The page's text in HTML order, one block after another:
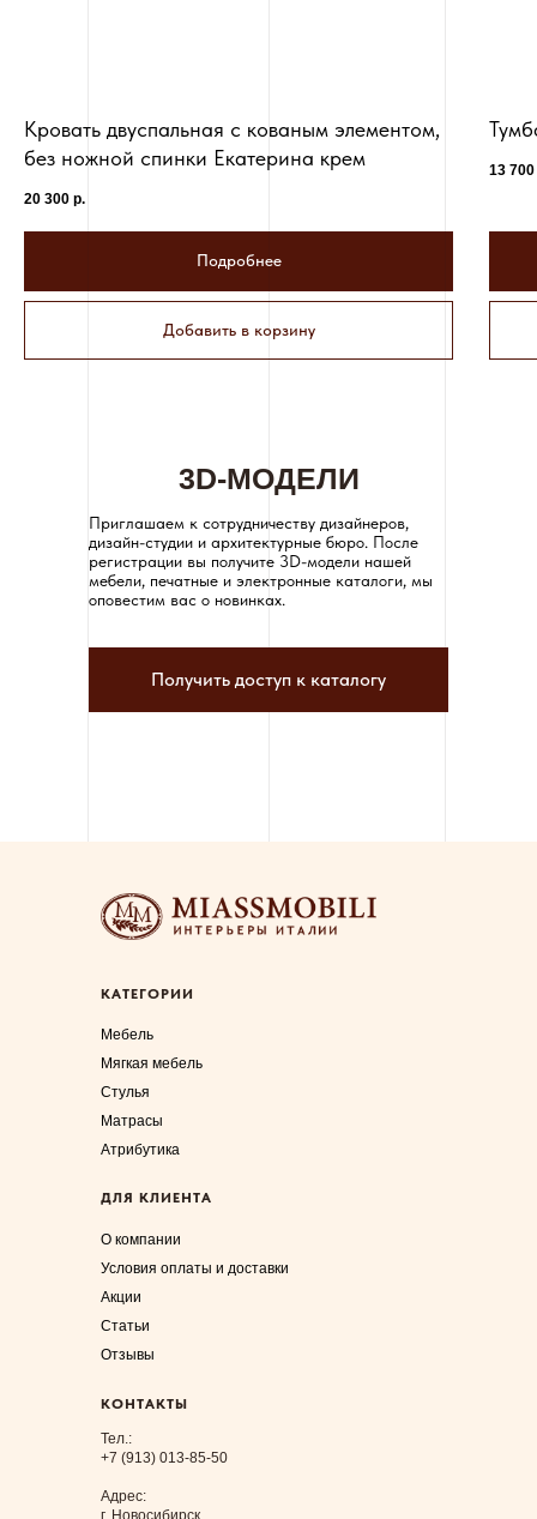
Кровать двуспальная с кованым элементом,
без ножной спинки Екатерина крем
20 300 р.
Подробнее
Добавить в корзину
13 700
3D-МОДЕЛИ
Получить доступ к каталогу
Приглашаем к сотрудничеству дизайнеров,
дизайн-студии и архитектурные бюро. После
регистрации вы получите 3D-модели нашей
мебели, печатные и электронные каталоги, мы
оповестим вас о новинках.
КАТЕГОРИИ
Мебель
Мягкая мебель
Стулья
Матрасы
Атрибутика
ДЛЯ КЛИЕНТА
О компании
Условия оплаты и доставки
Акции
Статьи
Отзывы
КОНТАКТЫ
Тел.:
+7 (913) 013-85-50
Адрес:
г. Новосибирск,